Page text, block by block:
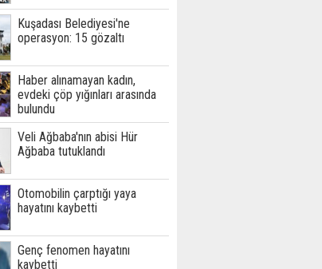
Kuşadası Belediyesi'ne
operasyon: 15 gözaltı
Haber alınamayan kadın,
evdeki çöp yığınları arasında
bulundu
Veli Ağbaba'nın abisi Hür
Ağbaba tutuklandı
Otomobilin çarptığı yaya
hayatını kaybetti
Genç fenomen hayatını
kaybetti